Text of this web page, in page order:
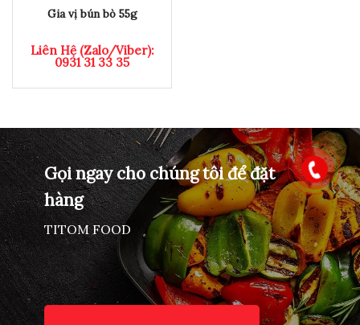
Gia vị bún bò 55g
Liên Hệ (Zalo/Viber):
0931 31 33 35
Gọi ngay cho chúng tôi để đặt
hàng
TITOM FOOD